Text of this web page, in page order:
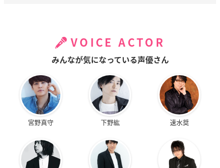
VOICE ACTOR
みんなが気になっている声優さん
宮野真守 下野紘 速水奨